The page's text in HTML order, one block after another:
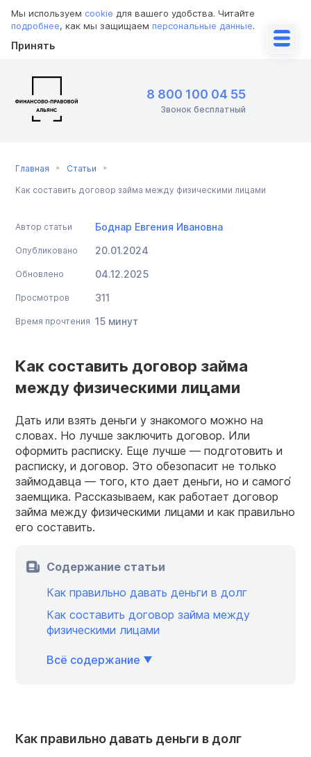
Мы используем cookie для вашего удобства. Читайте
подробнее, как мы защищаем персональные данные.
Принять
8 800 100 04 55
Звонок бесплатный
Главная Статьи
Как составить договор займа между физическими лицами
Автор статьи Боднар Евгения Ивановна
Опубликовано 20.01.2024
Обновлено 04.12.2025
Просмотров 311
Время прочтения 15 минут
Как составить договор займа
между физическими лицами
Дать или взять деньги у знакомого можно на
словах. Но лучше заключить договор. Или
оформить расписку. Еще лучше — подготовить и
расписку, и договор. Это обезопасит не только
займодавца — того, кто дает деньги, но и самого́
заемщика. Рассказываем, как работает договор
займа между физическими лицами и как правильно
его составить.
Содержание статьи
Как правильно давать деньги в долг
Как составить договор займа между
физическими лицами
Всё содержание
Как правильно давать деньги в долг